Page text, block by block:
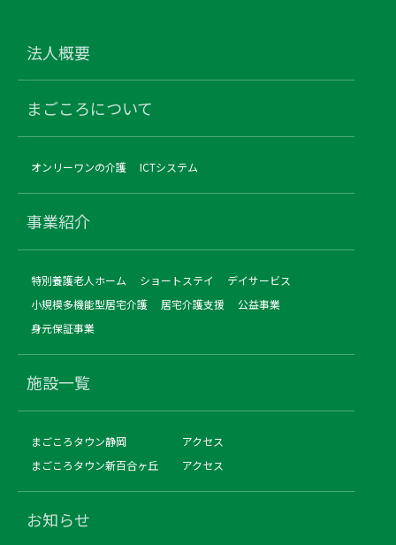
法人概要
まごころについて
オンリーワンの介護 ICTシステム
事業紹介
特別養護老人ホーム ショートステイ
デイサービス
小規模多機能型居宅介護
居宅介護支援
公益事業
身元保証事業
施設一覧
まごころタウン静岡
アクセス
まごころタウン新百合ヶ丘
アクセス
お知らせ